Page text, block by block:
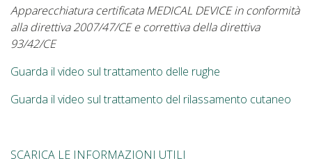
Apparecchiatura certificata MEDICAL DEVICE in conformità
alla direttiva 2007/47/CE e correttiva della direttiva
93/42/CE
Guarda il video sul trattamento delle rughe
Guarda il video sul trattamento del rilassamento cutaneo
SCARICA LE INFORMAZIONI UTILI